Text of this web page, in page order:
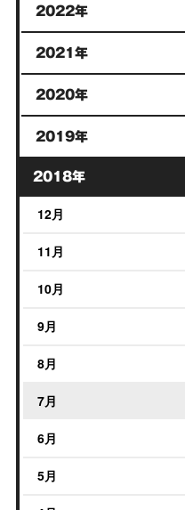
2022年
2021年
2020年
2019年
2018年
12月
11月
10月
9月
8月
7月
6月
5月